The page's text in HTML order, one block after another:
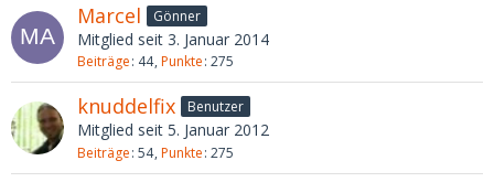
Marcel Gönner
Mitglied seit 3. Januar 2014
Beiträge 44 Punkte 275
knuddelfix Benutzer
Mitglied seit 5. Januar 2012
Beiträge 54 Punkte 275